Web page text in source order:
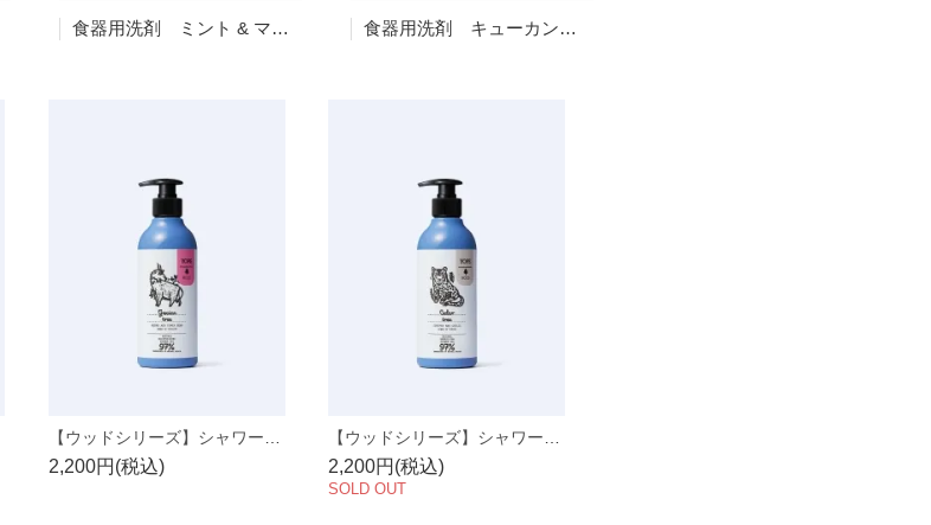
食器用洗剤 ミント & マンダリン 食器用洗剤 キューカンバー
2,200円(税込) 2,200円(税込)
SOLD OUT